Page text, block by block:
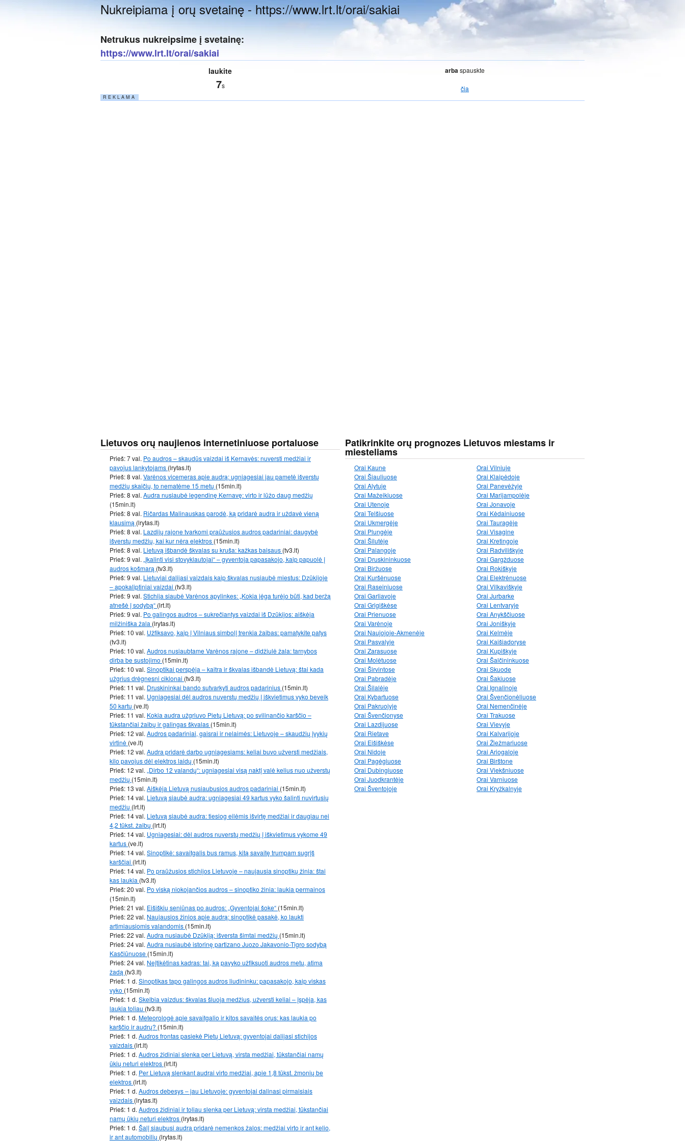
Nukreipiama į orų svetainę - https://www.lrt.lt/orai/sakiai
Netrukus nukreipsime į svetainę:
https://www.lrt.lt/orai/sakiai
laukite
6s
arbaspauskte
čia
R E K L A M A
Lietuvos orų naujienos internetiniuose portaluose
Prieš: 7 val. Po audros – skaudūs vaizdai iš Kernavės: nuversti medžiai ir
pavojus lankytojams (lrytas.lt)
Prieš: 8 val. Varėnos vicemeras apie audrą: ugniagesiai jau pametė išverstų
medžių skaičių, to nematėme 15 metų (15min.lt)
Prieš: 8 val. Audra nusiaubė legendinę Kernavę: virto ir lūžo daug medžių
(15min.lt)
Prieš: 8 val. Ričardas Malinauskas parodė, ką pridarė audra ir uždavė vieną
klausimą (lrytas.lt)
Prieš: 8 val. Lazdijų rajone tvarkomi praūžusios audros padariniai: daugybė
išverstų medžių, kai kur nėra elektros (15min.lt)
Prieš: 8 val. Lietuvą išbandė škvalas su kruša: kažkas baisaus (tv3.lt)
Prieš: 9 val. „Įkalinti visi stovyklautojai“ – gyventoja papasakojo, kaip papuolė į
audros košmarą (tv3.lt)
Prieš: 9 val. Lietuviai dalijasi vaizdais kaip škvalas nusiaubė miestus: Dzūkijoje
– apokaliptiniai vaizdai (tv3.lt)
Prieš: 9 val. Stichija siaubė Varėnos apylinkes: „Kokia jėga turėjo būti, kad beržą
atnešė į sodybą“ (lrt.lt)
Prieš: 9 val. Po galingos audros – sukrečiantys vaizdai iš Dzūkijos: aiškėja
milžiniška žala (lrytas.lt)
Prieš: 10 val. Užfiksavo, kaip į Vilniaus simbolį trenkia žaibas: pamatykite patys
(tv3.lt)
Prieš: 10 val. Audros nusiaubtame Varėnos rajone – didžiulė žala: tarnybos
dirba be sustojimo (15min.lt)
Prieš: 10 val. Sinoptikai perspėja – kaitra ir škvalas išbandė Lietuvą: štai kada
užgrius drėgnesni ciklonai (tv3.lt)
Prieš: 11 val. Druskininkai bando sutvarkyti audros padarinius (15min.lt)
Prieš: 11 val. Ugniagesiai dėl audros nuverstų medžių į iškvietimus vyko beveik
50 kartų (ve.lt)
Prieš: 11 val. Kokia audra užgriuvo Pietų Lietuvą: po svilinančio karščio –
tūkstančiai žaibų ir galingas škvalas (15min.lt)
Prieš: 12 val. Audros padariniai, gaisrai ir nelaimės: Lietuvoje – skaudžių įvykių
virtinė (ve.lt)
Prieš: 12 val. Audra pridarė darbo ugniagesiams: keliai buvo užversti medžiais,
kilo pavojus dėl elektros laidų (15min.lt)
Prieš: 12 val. „Dirbo 12 valandų“: ugniagesiai visą naktį valė kelius nuo užverstų
medžių (15min.lt)
Prieš: 13 val. Aiškėja Lietuvą nusiaubusios audros padariniai (15min.lt)
Prieš: 14 val. Lietuvą siaubė audra: ugniagesiai 49 kartus vyko šalinti nuvirtusių
medžių (lrt.lt)
Prieš: 14 val. Lietuvą siaubė audra: tiesiog eilėmis išvirtę medžiai ir daugiau nei
4,2 tūkst. žaibų (lrt.lt)
Prieš: 14 val. Ugniagesiai: dėl audros nuverstų medžių į iškvietimus vykome 49
kartus (ve.lt)
Prieš: 14 val. Sinoptikė: savaitgalis bus ramus, kitą savaitę trumpam sugrįš
karščiai (lrt.lt)
Prieš: 14 val. Po praūžusios stichijos Lietuvoje – naujausia sinoptikų žinia: štai
kas laukia (tv3.lt)
Prieš: 20 val. Po viską niokojančios audros – sinoptiko žinia: laukia permainos
(15min.lt)
Prieš: 21 val. Eišiškių seniūnas po audros: „Gyventojai šoke“ (15min.lt)
Prieš: 22 val. Naujausios žinios apie audrą: sinoptikė pasakė, ko laukti
artimiausiomis valandomis (15min.lt)
Prieš: 22 val. Audra nusiaubė Dzūkiją: išversta šimtai medžių (15min.lt)
Prieš: 24 val. Audra nusiaubė istorinę partizano Juozo Jakavonio-Tigro sodybą
Kasčiūnuose (15min.lt)
Prieš: 24 val. Neįtikėtinas kadras: tai, ką pavyko užfiksuoti audros metu, atima
žadą (tv3.lt)
Prieš: 1 d. Sinoptikas tapo galingos audros liudininku: papasakojo, kaip viskas
vyko (15min.lt)
Prieš: 1 d. Skelbia vaizdus: škvalas šluoja medžius, užversti keliai – įspėja, kas
laukia toliau (tv3.lt)
Prieš: 1 d. Meteorologė apie savaitgalio ir kitos savaitės orus: kas laukia po
karščio ir audrų? (15min.lt)
Prieš: 1 d. Audros frontas pasiekė Pietų Lietuvą: gyventojai dalijasi stichijos
vaizdais (lrt.lt)
Prieš: 1 d. Audros židiniai slenka per Lietuvą, virsta medžiai, tūkstančiai namų
ūkių neturi elektros (lrt.lt)
Prieš: 1 d. Per Lietuvą slenkant audrai virto medžiai, apie 1,8 tūkst. žmonių be
elektros (lrt.lt)
Prieš: 1 d. Audros debesys – jau Lietuvoje: gyventojai dalinasi pirmaisiais
vaizdais (lrytas.lt)
Prieš: 1 d. Audros židiniai ir toliau slenka per Lietuvą: virsta medžiai, tūkstančiai
namų ūkių neturi elektros (lrytas.lt)
Prieš: 1 d. Šalį siaubusi audra pridarė nemenkos žalos: medžiai virto ir ant kelio,
ir ant automobilių (lrytas.lt)
Patikrinkite orų prognozes Lietuvos miestams ir
miesteliams
Orai Kaune
Orai Šiauliuose
Orai Alytuje
Orai Mažeikiuose
Orai Utenoje
Orai Telšiuose
Orai Ukmergėje
Orai Plungėje
Orai Šilutėje
Orai Palangoje
Orai Druskininkuose
Orai Biržuose
Orai Kuršėnuose
Orai Raseiniuose
Orai Garliavoje
Orai Grigiškėse
Orai Prienuose
Orai Varėnoje
Orai Naujojoje-Akmenėje
Orai Pasvalyje
Orai Zarasuose
Orai Molėtuose
Orai Širvintose
Orai Pabradėje
Orai Šilalėje
Orai Kybartuose
Orai Pakruojyje
Orai Švenčionyse
Orai Lazdijuose
Orai Rietave
Orai Eišiškėse
Orai Nidoje
Orai Pagėgiuose
Orai Dubingiuose
Orai Juodkrantėje
Orai Šventojoje
Orai Vilniuje
Orai Klaipėdoje
Orai Panevėžyje
Orai Marijampolėje
Orai Jonavoje
Orai Kėdainiuose
Orai Tauragėje
Orai Visagine
Orai Kretingoje
Orai Radviliškyje
Orai Gargžduose
Orai Rokiškyje
Orai Elektrėnuose
Orai Vilkaviškyje
Orai Jurbarke
Orai Lentvaryje
Orai Anykščiuose
Orai Joniškyje
Orai Kelmėje
Orai Kaišiadoryse
Orai Kupiškyje
Orai Šalčininkuose
Orai Skuode
Orai Šakiuose
Orai Ignalinoje
Orai Švenčionėliuose
Orai Nemenčinėje
Orai Trakuose
Orai Vievyje
Orai Kalvarijoje
Orai Žiežmariuose
Orai Ariogaloje
Orai Birštone
Orai Viekšniuose
Orai Varniuose
Orai Kryžkalnyje